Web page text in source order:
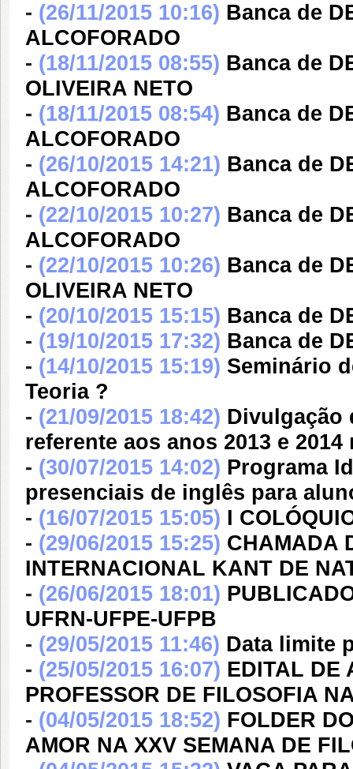
- (26/11/2015 10:16) Banca de
ALCOFORADO
- (18/11/2015 08:55) Banca de
OLIVEIRA NETO
- (18/11/2015 08:54) Banca de
ALCOFORADO
- (26/10/2015 14:21) Banca de
ALCOFORADO
- (22/10/2015 10:27) Banca de
ALCOFORADO
- (22/10/2015 10:26) Banca de
OLIVEIRA NETO
- (20/10/2015 15:15) Banca de
- (19/10/2015 17:32) Banca de
- (14/10/2015 15:19) Seminário
Teoria ?
- (21/09/2015 18:42) Divulgação
referente aos anos 2013 e
- (30/07/2015 14:02) Programa
presenciais de inglês para
- (16/07/2015 15:05) I
- (29/06/2015 15:25) CHAMADA
INTERNACIONAL KANT DE
- (26/06/2015 18:01)
UFRN-UFPE-UFPB
- (29/05/2015 11:46) Data limite
- (25/05/2015 16:07) EDITAL DE
PROFESSOR DE FILOSOFIA
- (04/05/2015 18:52) FOLDER
AMOR NA XXV SEMANA DE